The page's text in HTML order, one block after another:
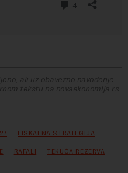
ali uz obavezno navođenje
tekstu na novaekonomija.rs
FISKALNA STRATEGIJA
RAFALI TEKUĆA REZERVA